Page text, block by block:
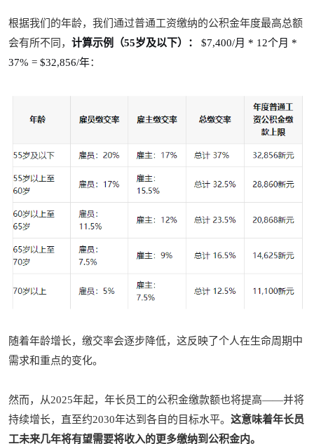
根据我们的年龄，我们通过普通工资缴纳的公积金年度最高总额
会有所不同，计算示例（55岁及以下）：
$7,400/月 * 12个月 *
37% = $32,856/年：
随着年龄增长，缴交率会逐步降低，这反映了个人在生命周期中
需求和重点的变化。
然而，从2025年起，年长员工的公积金缴款额也将提高——并将
持续增长，直至约2030年达到各自的目标水平。这意味着年长员
工未来几年将有望需要将收入的更多缴纳到公积金内。